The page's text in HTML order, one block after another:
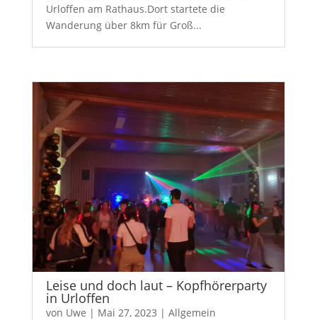
Urloffen am Rathaus.Dort startete die
Wanderung über 8km für Groß...
Leise und doch laut – Kopfhörerparty
in Urloffen
von Uwe | Mai 27, 2023 | Allgemein